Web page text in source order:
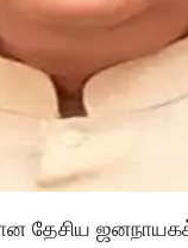
ஜனநாயகக்